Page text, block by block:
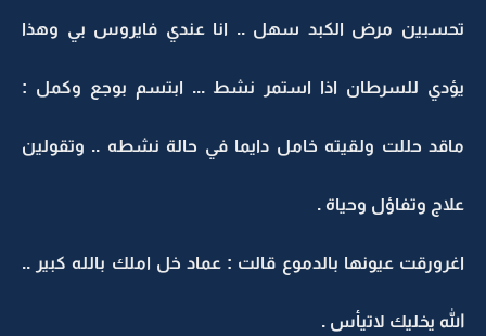
تحسبين مرض الكبد سهل .. انا عندي فايروس بي وهذا
يؤدي للسرطان اذا استمر نشط ... ابتسم بوجع وكمل :
ماقد حللت ولقيته خامل دايما في حالة نشطه .. وتقولين
علاج وتفاؤل وحياة .
اغرورقت عيونها بالدموع قالت : عماد خل املك بالله كبير ..
الله يخليك لاتيأس .